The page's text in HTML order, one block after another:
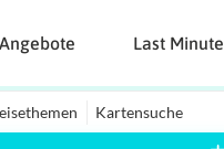
Angebote Last Minute
Kartensuche